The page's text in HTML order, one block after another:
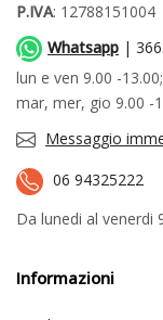
P.IVA: 12788151004
Whatsapp |
lun e ven 9.00 -13.00;
mar, mer, gio 9.00 -
Messaggio
06 94325222
Da lunedi al venerdi
Informazioni